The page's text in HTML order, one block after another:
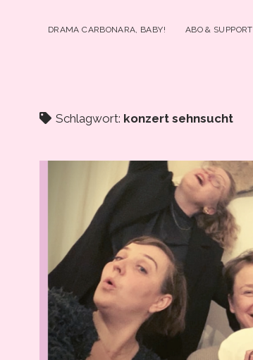
DRAMA CARBONARA, BABY! ABO & SUPPORT
Schlagwort: konzert sehnsucht